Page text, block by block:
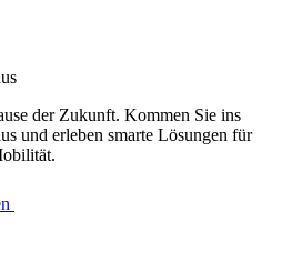
der Zukunft. Kommen Sie ins
und erleben smarte Lösungen für